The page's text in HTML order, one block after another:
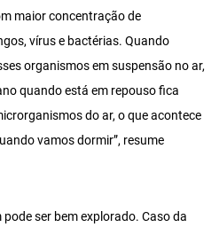
maior concentração de
vírus e bactérias. Quando
organismos em suspensão no ar,
quando está em repouso fica
do ar, o que acontece
vamos dormir”, resume
ser bem explorado. Caso da